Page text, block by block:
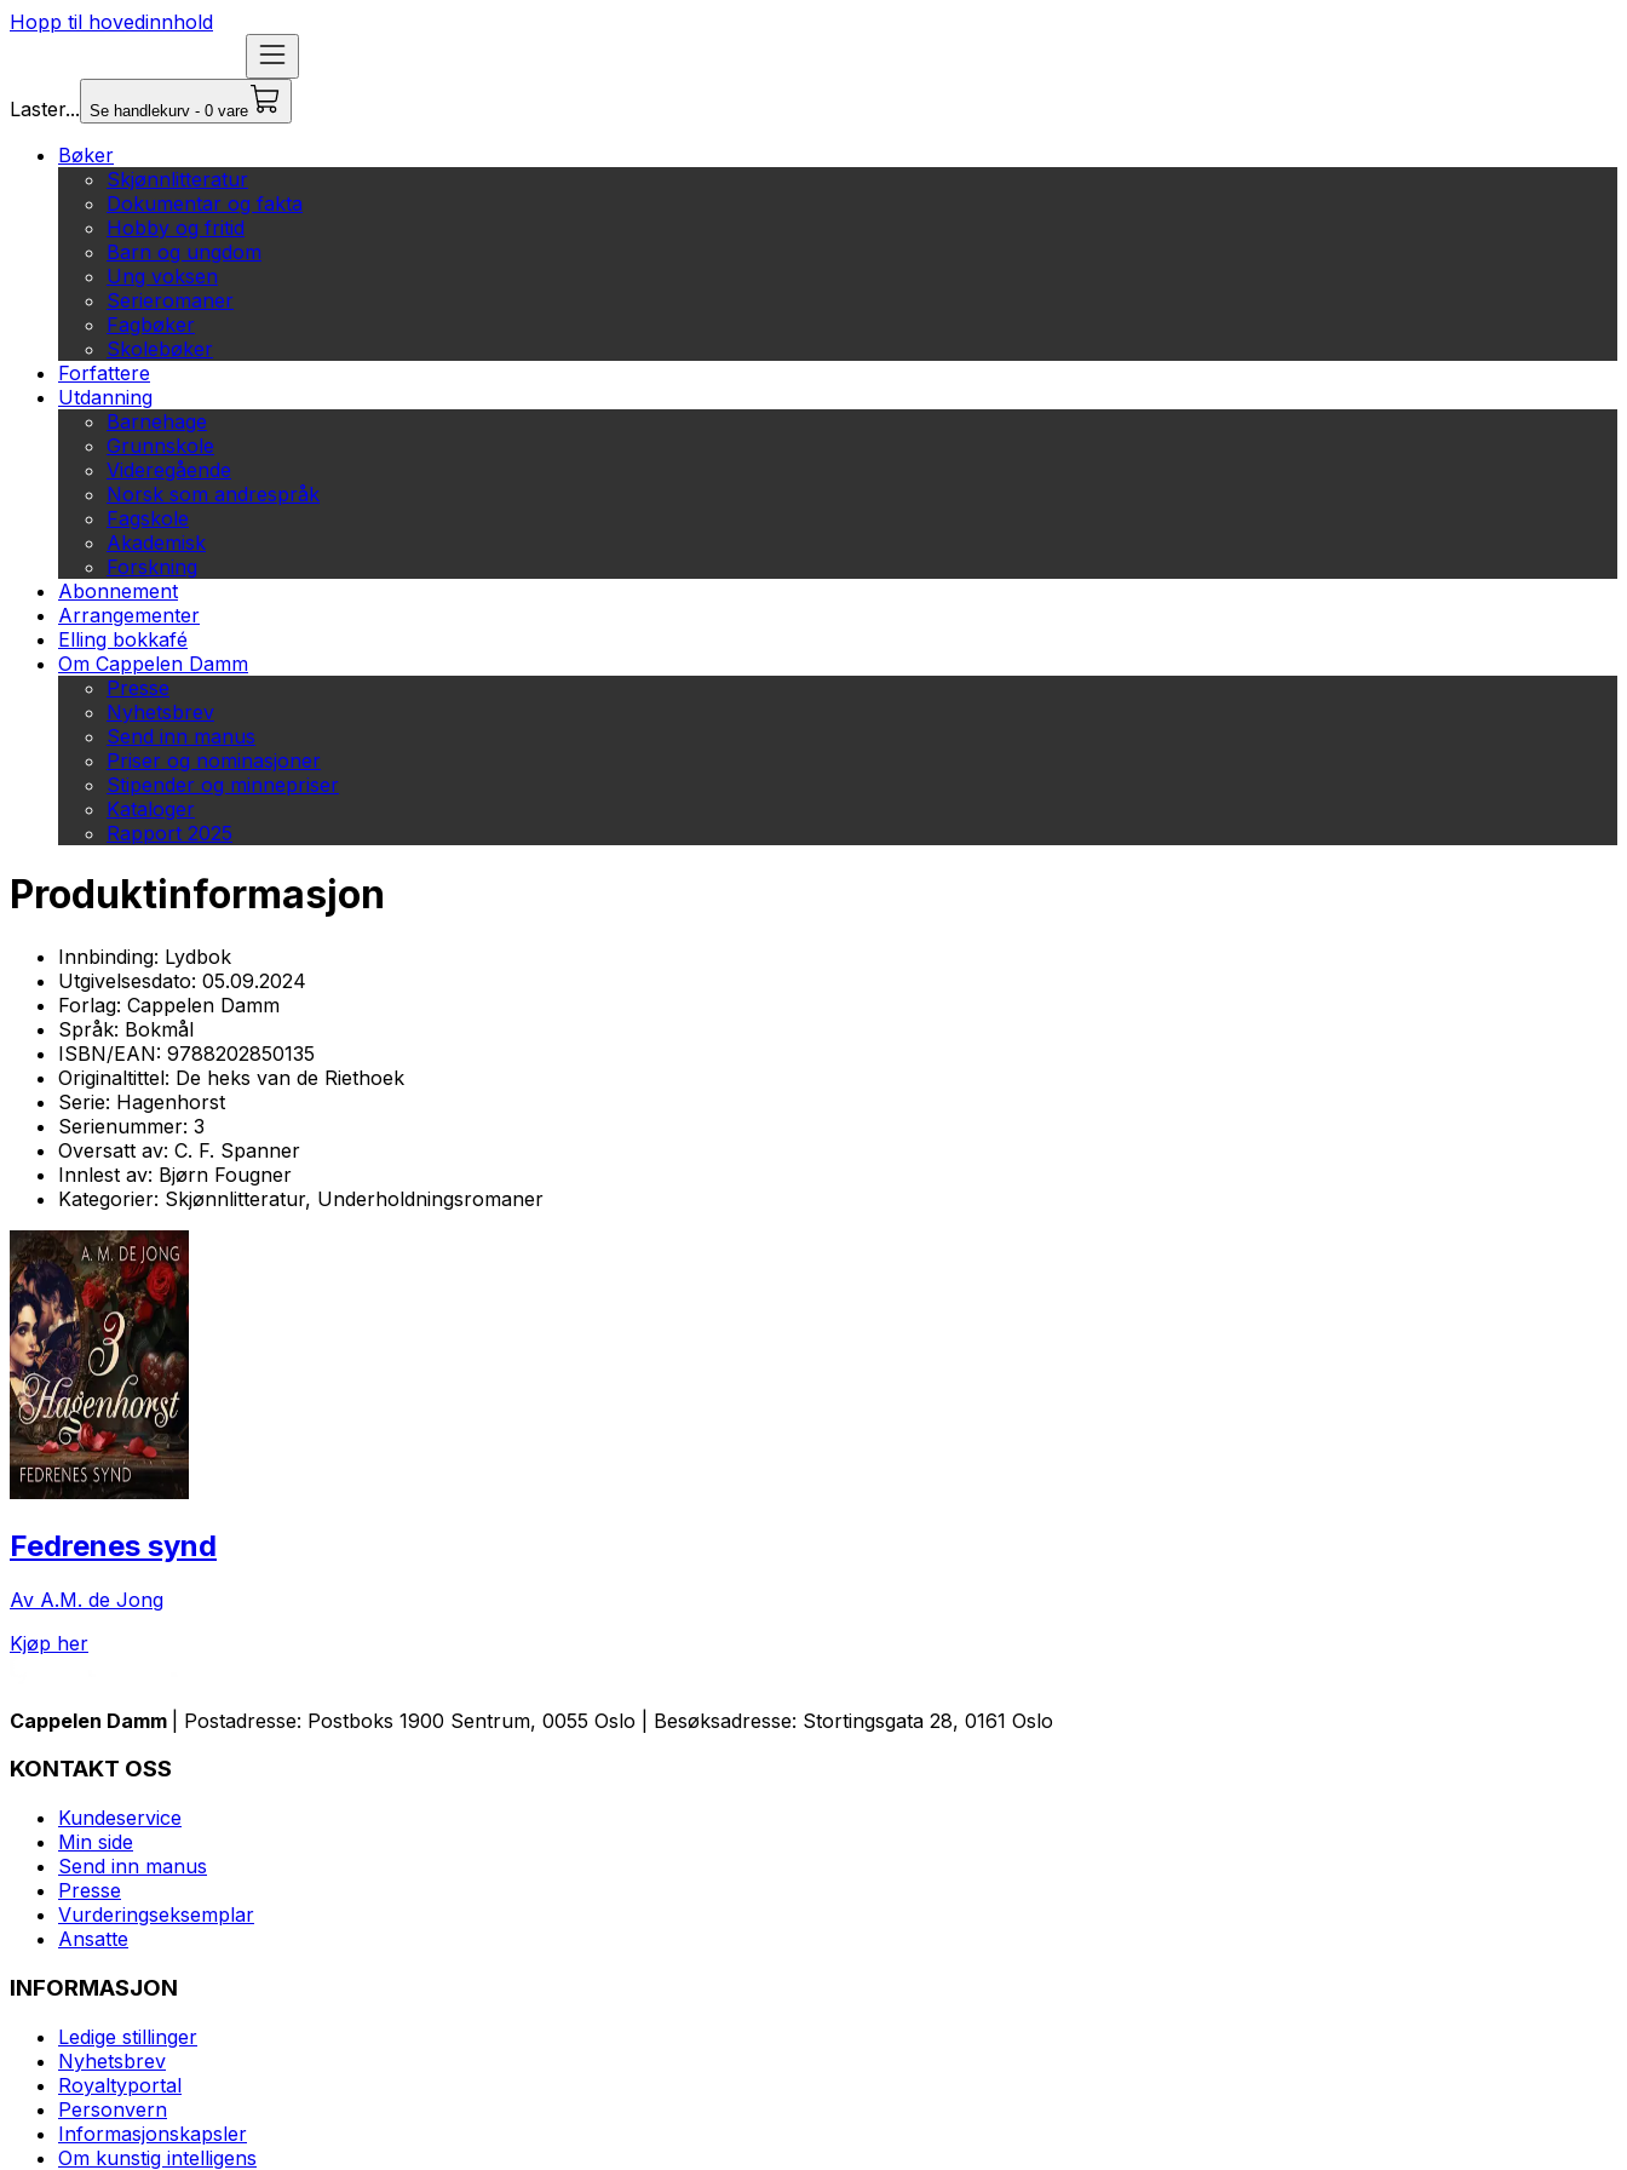
Hopp til hovedinnhold
Laster... Se handlekurv - 0 vare
Bøker
Skjønnlitteratur
Dokumentar og fakta
Hobby og fritid
Barn og ungdom
Ung voksen
Serieromaner
Fagbøker
Skolebøker
Forfattere
Utdanning
Barnehage
Grunnskole
Videregående
Norsk som andrespråk
Fagskole
Akademisk
Forskning
Abonnement
Arrangementer
Elling bokkafé
Om Cappelen Damm
Presse
Nyhetsbrev
Send inn manus
Priser og nominasjoner
Stipender og minnepriser
Kataloger
Rapport 2025
Produktinformasjon
Innbinding: Lydbok
Utgivelsesdato: 05.09.2024
Forlag: Cappelen Damm
Språk: Bokmål
ISBN/EAN: 9788202850135
Originaltittel: De heks van de Riethoek
Serie: Hagenhorst
Serienummer: 3
Oversatt av: C. F. Spanner
Innlest av: Bjørn Fougner
Kategorier: Skjønnlitteratur, Underholdningsromaner
Fedrenes synd
Av A.M. de Jong
Kjøp her
Cappelen Damm | Postadresse: Postboks 1900 Sentrum, 0055 Oslo | Besøksadresse: Stortingsgata 28, 0161 Oslo
KONTAKT OSS
Kundeservice
Min side
Send inn manus
Presse
Vurderingseksemplar
Ansatte
INFORMASJON
Ledige stillinger
Nyhetsbrev
Royaltyportal
Personvern
Informasjonskapsler
Om kunstig intelligens